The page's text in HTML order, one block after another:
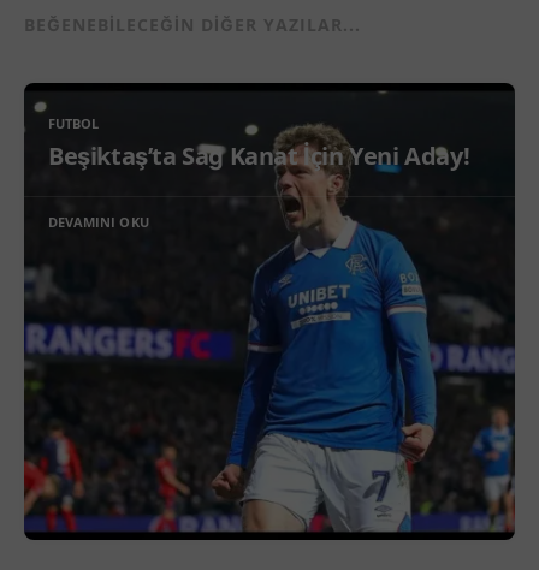
BEĞENEBILECEĞIN DIĞER YAZILAR...
FUTBOL
Beşiktaş’ta Sağ Kanat İçin Yeni Aday!
DEVAMINI OKU